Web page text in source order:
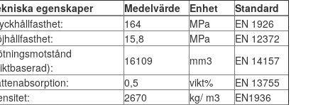
egenskaper
Medelvärde Enhet
Standard
164 MPa
EN 1926
15,8 MPa
EN 12372
16109 mm3
EN 14157
0,5 vikt%
EN 13755
2670 kg/ m3
EN1936